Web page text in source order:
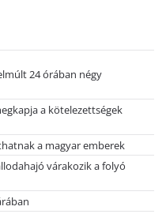
24 órában négy
a kötelezettségek
a magyar emberek
várakozik a folyó